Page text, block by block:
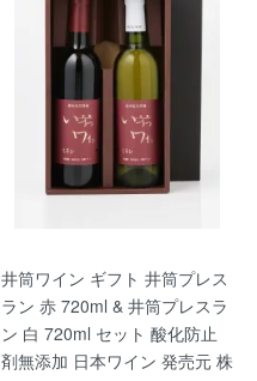
井筒ワイン ギフト 井筒プレス
ラン 赤 720ml & 井筒プレスラ
ン 白 720ml セット 酸化防止
剤無添加 日本ワイン 発売元 株